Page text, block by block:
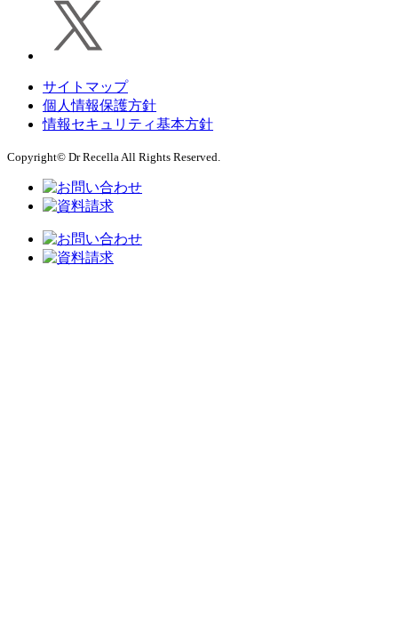
サイトマップ
個人情報保護方針
情報セキュリティ基本方針
Copyright© Dr Recella All Rights Reserved.